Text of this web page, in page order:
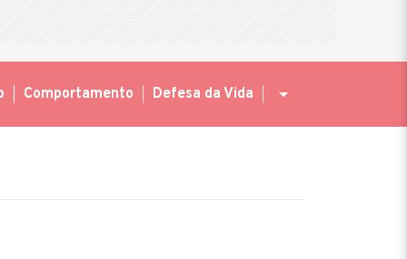
Comportamento Defesa da Vida